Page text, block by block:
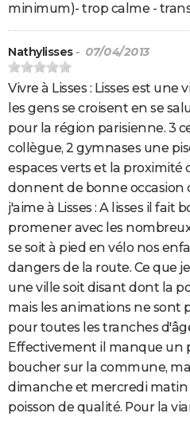
minimum)- trop calme -
Nathylisses- 07/04/2013
Vivre à Lisses : Lisses est
les gens se croisent en se
pour la région parisienne. 3
collègue, 2 gymnases une
espaces verts et la proximité
donnent de bonne occasion
j'aime à Lisses : A lisses il fait
promener avec les
se soit à pied en vélo nos
dangers de la route. Ce que
une ville soit disant dont la
mais les animations ne sont
pour toutes les tranches
Effectivement il manque un
boucher sur la commune,
dimanche et mercredi
poisson de qualité. Pour la